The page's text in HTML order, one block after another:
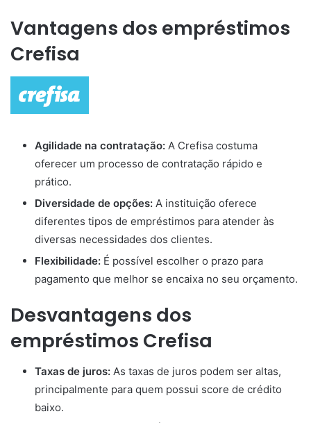
Vantagens dos empréstimos
Crefisa
Agilidade na contratação: A Crefisa costuma
oferecer um processo de contratação rápido e
prático.
Diversidade de opções: A instituição oferece
diferentes tipos de empréstimos para atender às
diversas necessidades dos clientes.
Flexibilidade: É possível escolher o prazo para
pagamento que melhor se encaixa no seu orçamento.
Desvantagens dos
empréstimos Crefisa
Taxas de juros: As taxas de juros podem ser altas,
principalmente para quem possui score de crédito
baixo.